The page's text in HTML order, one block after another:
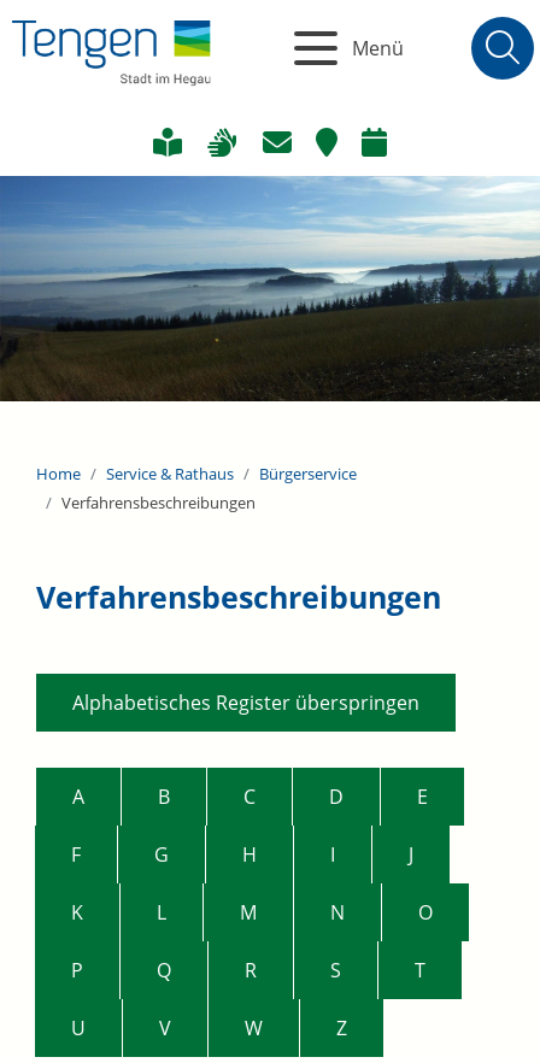
Menü
Home Service & Rathaus
Bürgerservice
Verfahrensbeschreibungen
Verfahrensbeschreibungen
Alphabetisches Register überspringen
A B C D E
F G H I J
K L M N O
P Q R S T
U V W Z